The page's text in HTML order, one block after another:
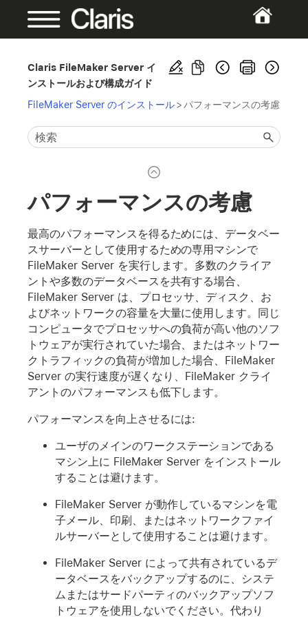
Claris FileMaker Server イ
ンストールおよび構成ガイド
FileMaker Server のインストール>パフォーマンスの考慮
パフォーマンスの考慮
最高のパフォーマンスを得るためには、データベー
スサーバーとして使用するための専用マシンで
FileMaker Server を実行します。多数のクライア
ントや多数のデータベースを共有する場合、
FileMaker Server は、プロセッサ、ディスク、お
よびネットワークの容量を大量に使用します。同じ
コンピュータでプロセッサへの負荷が高い他のソフ
トウェアが実行されていた場合、またはネットワー
クトラフィックの負荷が増加した場合、FileMaker
Server の実行速度が遅くなり、FileMaker クライ
アントのパフォーマンスも低下します。
パフォーマンスを向上させるには:
ユーザのメインのワークステーションである
マシン上に FileMaker Server をインストール
することは避けます。
FileMaker Server が動作しているマシンを電
子メール、印刷、またはネットワークファイ
ルサーバーとして使用することは避けます。
FileMaker Server によって共有されているデ
ータベースをバックアップするのに、システ
ムまたはサードパーティのバックアップソフ
トウェアを使用しないでください。代わり